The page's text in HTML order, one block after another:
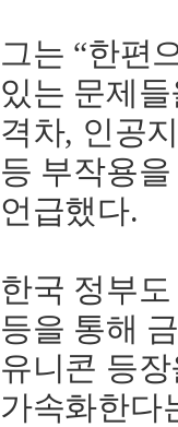
그는 “한편
있는 문제들
격차, 인공
등 부작용을
언급했다.
한국 정부도
등을 통해
유니콘 등장
가속화한다